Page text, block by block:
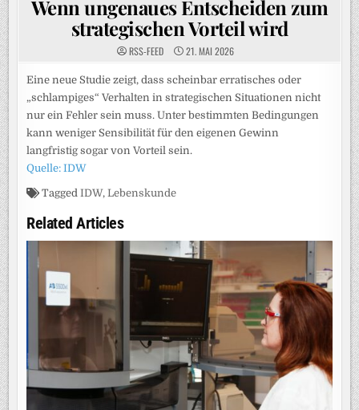
Wenn ungenaues Entscheiden zum
strategischen Vorteil wird
RSS-FEED 21. MAI 2026
Eine neue Studie zeigt, dass scheinbar erratisches oder
„schlampiges“ Verhalten in strategischen Situationen nicht
nur ein Fehler sein muss. Unter bestimmten Bedingungen
kann weniger Sensibilität für den eigenen Gewinn
langfristig sogar von Vorteil sein.
Quelle: IDW
TaggedIDW,Lebenskunde
Related Articles